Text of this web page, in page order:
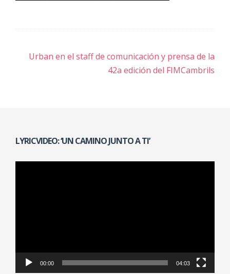
Navegación
Urban en el staff de comunicación y prensa de la
42a edición del FIMCambrils
LYRICVIDEO: ‘UN CAMINO JUNTO A TI’
00:00 04:03